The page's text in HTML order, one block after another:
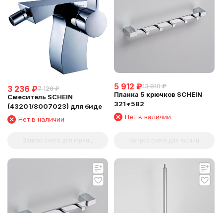
3 236 ₽7 120 ₽
Смеситель SCHEIN
(43201/8007023) для биде
Нет в наличии
5 912 ₽13 010 ₽
Планка 5 крючков SCHEIN
321*5B2
Нет в наличии